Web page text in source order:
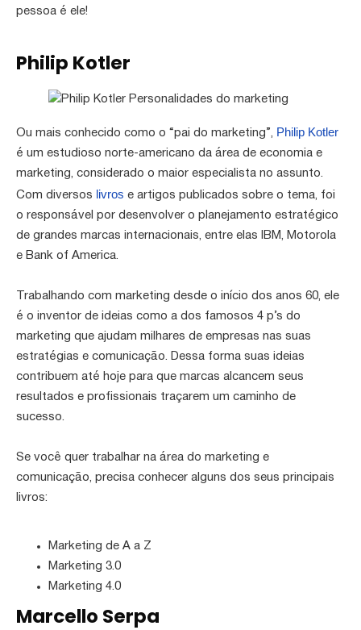
pessoa é ele!
Philip Kotler
Ou mais conhecido como o “pai do marketing”, Philip Kotler
é um estudioso norte-americano da área de economia e
marketing, considerado o maior especialista no assunto.
Com diversos livros e artigos publicados sobre o tema, foi
o responsável por desenvolver o planejamento estratégico
de grandes marcas internacionais, entre elas IBM, Motorola
e Bank of America.
Trabalhando com marketing desde o início dos anos 60, ele
é o inventor de ideias como a dos famosos 4 p’s do
marketing que ajudam milhares de empresas nas suas
estratégias e comunicação. Dessa forma suas ideias
contribuem até hoje para que marcas alcancem seus
resultados e profissionais traçarem um caminho de
sucesso.
Se você quer trabalhar na área do marketing e
comunicação, precisa conhecer alguns dos seus principais
livros:
Marketing de A a Z
Marketing 3.0
Marketing 4.0
Marcello Serpa